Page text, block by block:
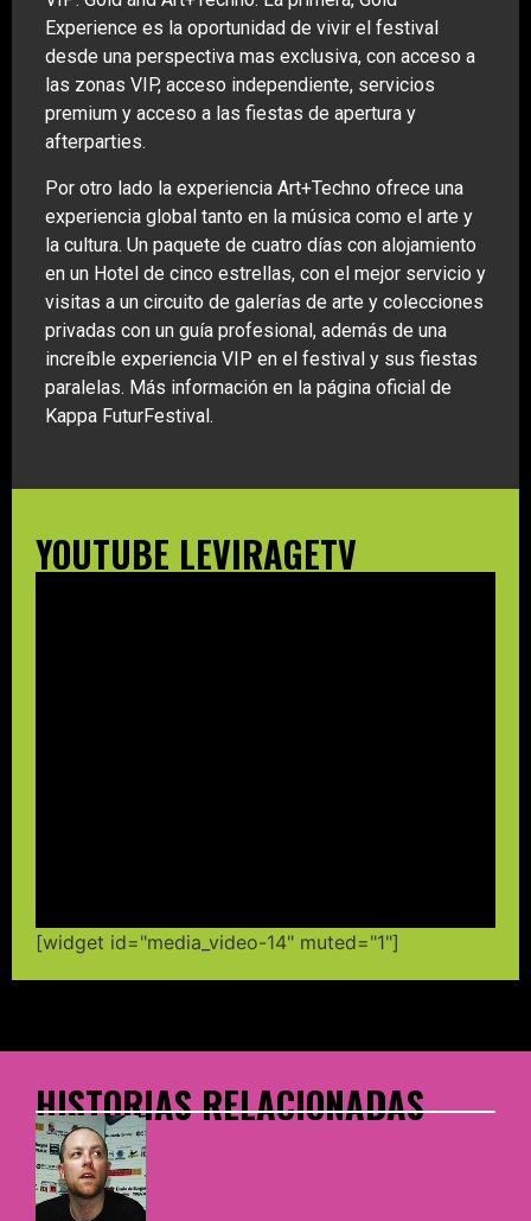
Experience es la oportunidad de vivir el festival
desde una perspectiva mas exclusiva, con acceso a
las zonas VIP, acceso independiente, servicios
premium y acceso a las fiestas de apertura y
afterparties.
Por otro lado la experiencia Art+Techno ofrece una
experiencia global tanto en la música como el arte y
la cultura. Un paquete de cuatro días con alojamiento
en un Hotel de cinco estrellas, con el mejor servicio y
visitas a un circuito de galerías de arte y colecciones
privadas con un guía profesional, además de una
increíble experiencia VIP en el festival y sus fiestas
paralelas. Más información en la página oficial de
Kappa FuturFestival.
YOUTUBE LEVIRAGETV
[widget id="media_video-14" muted="1"]
HISTORIAS RELACIONADAS